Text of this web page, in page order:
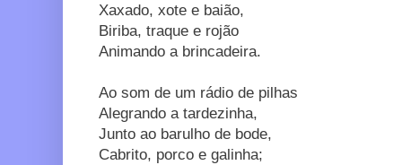
Xaxado, xote e baião,
Biriba, traque e rojão
Animando a brincadeira.
Ao som de um rádio de pilhas
Alegrando a tardezinha,
Junto ao barulho de bode,
Cabrito, porco e galinha;